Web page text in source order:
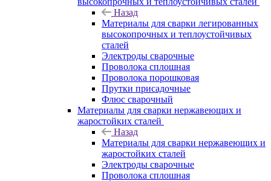
Назад
Материалы для сварки легированных
высокопрочных и теплоустойчивых
сталей
Электроды сварочные
Проволока сплошная
Проволока порошковая
Прутки присадочные
Флюс сварочный
Материалы для сварки нержавеющих и
жаростойких сталей
Назад
Материалы для сварки нержавеющих и
жаростойких сталей
Электроды сварочные
Проволока сплошная